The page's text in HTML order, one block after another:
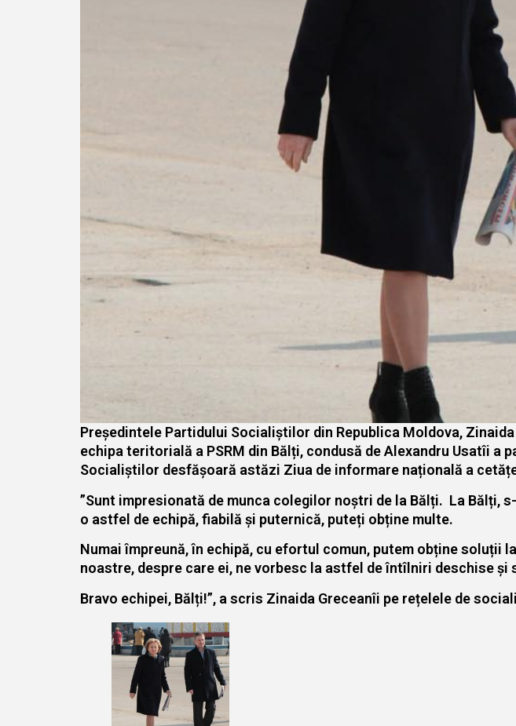
Președintele Partidului Socialiștilor din Republica Moldova,
echipa teritorială a PSRM din Bălți, condusă de Alexandru Usatîi a
Socialiștilor desfășoară astăzi Ziua de informare națională a
”Sunt impresionată de munca colegilor noștri de la Bălți. La Bălți,
o astfel de echipă, fiabilă și puternică, puteți obține multe.
Numai împreună, în echipă, cu efortul comun, putem obține
noastre, despre care ei, ne vorbesc la astfel de întîlniri deschise și
Bravo echipei, Bălți!”, a scris Zinaida Greceanîi pe rețelele de